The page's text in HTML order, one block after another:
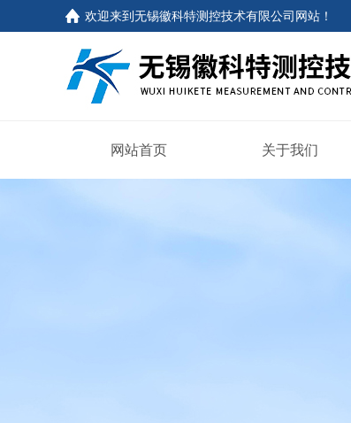
欢迎来到无锡徽科特测控技术有限公司网站 ！
网站首页 关于我们